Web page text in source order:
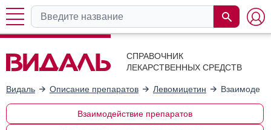
СПРАВОЧНИК
ЛЕКАРСТВЕННЫХ СРЕДСТВ
Видаль Описание препаратов Левомицетин
Взаимодействие препаратов